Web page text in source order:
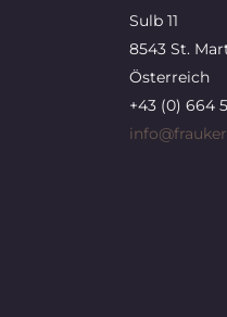
Sulb 11
8543 St.
Österreich
+43 (0) 664